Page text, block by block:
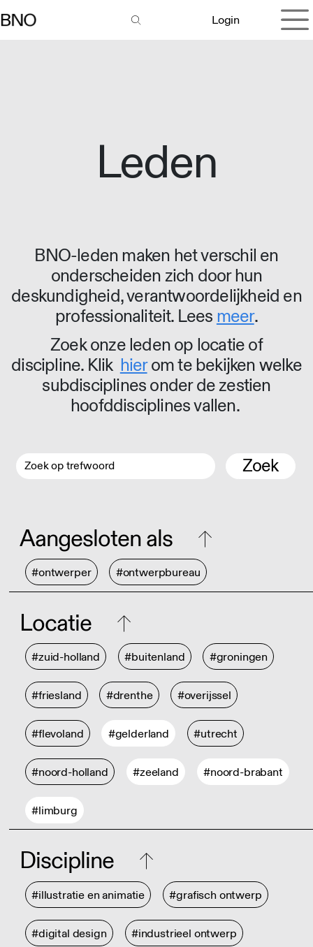
Login
Leden
BNO-leden maken het verschil en
onderscheiden zich door hun
deskundigheid, verantwoordelijkheid en
professionaliteit. Lees meer.
Zoek onze leden op locatie of
discipline. Klik hierom te bekijken welke
subdisciplines onder de zestien
hoofddisciplines vallen.
Zoek
Aangesloten als
#ontwerper #ontwerpbureau
Locatie
#zuid-holland #buitenland #groningen
#friesland #drenthe #overijssel
#flevoland #gelderland #utrecht
#noord-holland #zeeland #noord-brabant
#limburg
Discipline
#illustratie en animatie #grafisch ontwerp
#digital design #industrieel ontwerp